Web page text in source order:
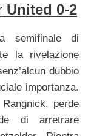
United 0-2
semifinale di
la rivelazione
dubbio
importanza.
perde
di arretrare